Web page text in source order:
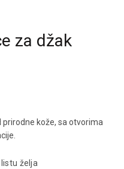
za džak
prirodne kože, sa otvorima
listu želja